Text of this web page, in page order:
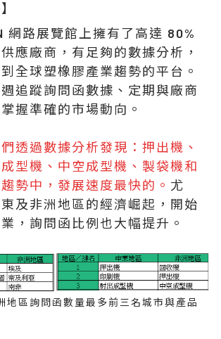
網路展覽館上擁有了高達 80%
應廠商，有足夠的數據分析，
全球塑橡膠產業趨勢的平台。
追蹤詢問函數據、定期與廠商
握準確的市場動向。
透過數據分析發現：押出機、
型機、中空成型機、製袋機和
勢中，發展速度最快的。 尤
及非洲地區的經濟崛起，開始
，詢問函比例也大幅提升。
地區詢問函數量最多前三名城市與產品